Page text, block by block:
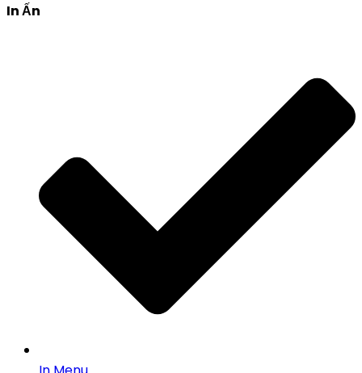
In Ấn